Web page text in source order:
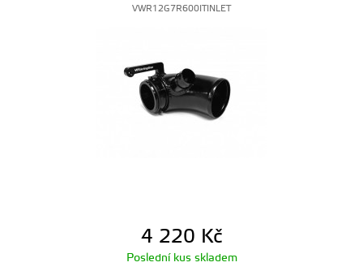
VWR12G7R600ITINLET
4 220 Kč
Poslední kus skladem